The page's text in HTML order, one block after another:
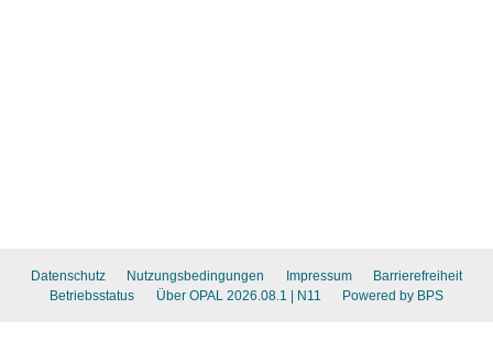
Datenschutz Nutzungsbedingungen Impressum
Barrierefreiheit
Betriebsstatus
Über OPAL 2026.08.1 | N11 Powered by BPS